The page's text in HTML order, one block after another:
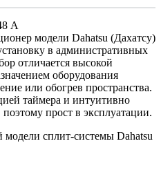
А
модели Dahatsu (Дахатсу)
в административных
отличается высокой
оборудования
или обогрев пространства.
таймера и интуитивно
прост в эксплуатации.
модели сплит-системы Dahatsu